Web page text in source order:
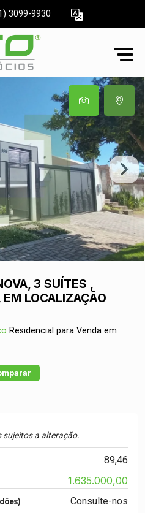
3099-9930
3 SUÍTES ,
LOCALIZAÇÃO
Residencial para Venda em
sujeitos a alteração.
89,46
1.635.000,00
Consulte-nos